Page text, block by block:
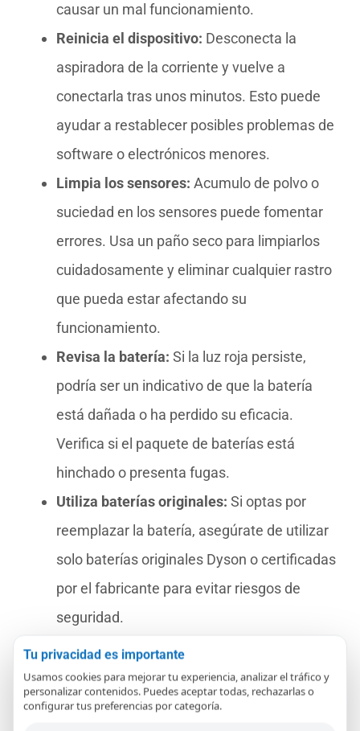
causar un mal funcionamiento.
Reinicia el dispositivo: Desconecta la
aspiradora de la corriente y vuelve a
conectarla tras unos minutos. Esto puede
ayudar a restablecer posibles problemas de
software o electrónicos menores.
Limpia los sensores: Acumulo de polvo o
suciedad en los sensores puede fomentar
errores. Usa un paño seco para limpiarlos
cuidadosamente y eliminar cualquier rastro
que pueda estar afectando su
funcionamiento.
Revisa la batería: Si la luz roja persiste,
podría ser un indicativo de que la batería
está dañada o ha perdido su eficacia.
Verifica si el paquete de baterías está
hinchado o presenta fugas.
Utiliza baterías originales: Si optas por
reemplazar la batería, asegúrate de utilizar
solo baterías originales Dyson o certificadas
por el fabricante para evitar riesgos de
seguridad.
Consulta el manual:
instrucciones del fabricante puede
proporcionarte pasos específicos para tu
Tu privacidad es importante
Usamos cookies para mejorar tu experiencia, analizar el tráfico y
personalizar contenidos. Puedes aceptar todas, rechazarlas o
configurar tus preferencias por categoría.